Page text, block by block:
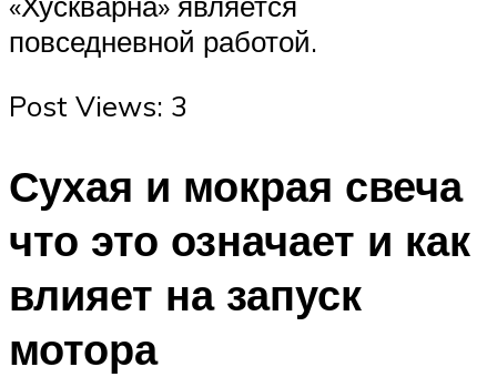
повседневной работой.
Post Views: 3
Сухая и мокрая свеча
что это означает и как
влияет на запуск
мотора